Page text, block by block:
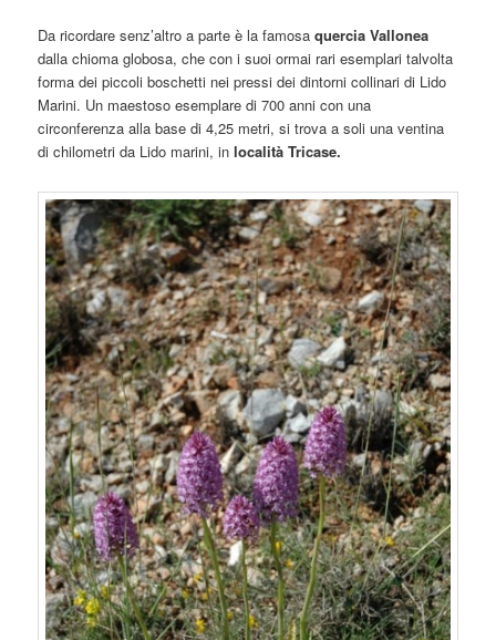
Da ricordare senz’altro a parte è la famosaquercia Vallonea
dalla chioma globosa, che con i suoi ormai rari esemplari talvolta
forma dei piccoli boschetti nei pressi dei dintorni collinari di Lido
Marini. Un maestoso esemplare di 700 anni con una
circonferenza alla base di 4,25 metri, si trova a soli una ventina
di chilometri da Lido marini, inlocalità Tricase.